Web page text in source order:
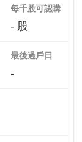
每千股可認購
- 股
最後過戶日
-